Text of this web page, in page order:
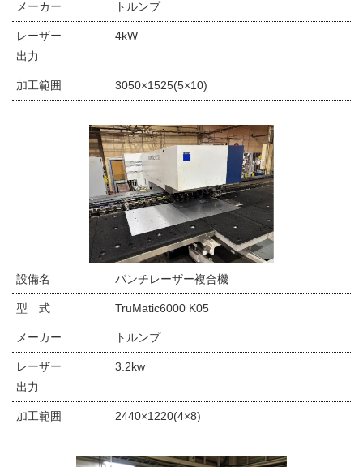
メーカー トルンプ
レーザー
出力
4kW
加工範囲 3050×1525(5×10)
設備名 パンチレーザー複合機
型 式 TruMatic6000 K05
メーカー トルンプ
レーザー
出力
3.2kw
加工範囲 2440×1220(4×8)